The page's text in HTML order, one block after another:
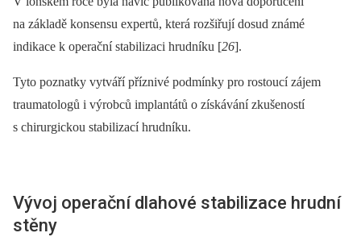
na základě konsensu expertů, která rozšiřují dosud známé
indikace k operační stabilizaci hrudníku [26].
Tyto poznatky vytváří příznivé podmínky pro rostoucí zájem
traumatologů i výrobců implantátů o získávání zkušeností
s chirurgickou stabilizací hrudníku.
Vývoj operační dlahové stabilizace hrudní
stěny